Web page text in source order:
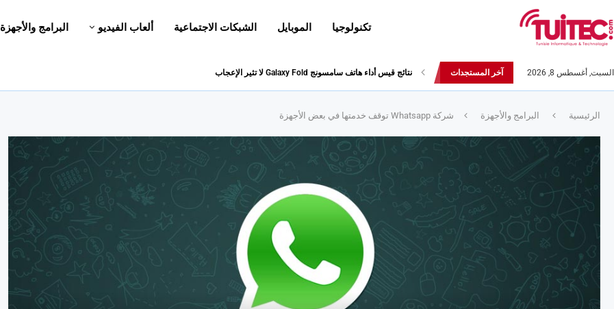
تكنولوجيا الموبايل الشبكات الاجتماعية ألعاب الفيديو البرامج والأجهزة
السبت, أغسطس 8, 2026 آخر المستجدات نتائج قيس أداء هاتف سامسونج Galaxy Fold لا تثير الإعجاب
الرئيسية البرامج والأجهزة شركة Whatsapp توقف خدمتها في بعض الأجهزة